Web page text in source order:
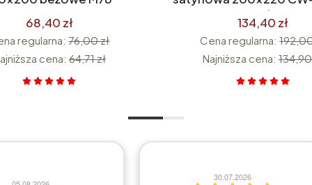
68,40 zł
regularna: 76,00 zł
cena: 64,71 zł
części
134,40 zł
Cena regularna:
Najniższa cena: 134,90
14.07.2026